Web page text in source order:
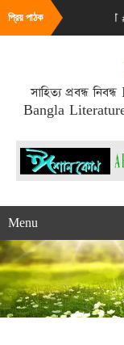
প্রিয় পাঠকসংখ্যা #
সাহিত্য প্রবন্ধ
Bangla
Menu